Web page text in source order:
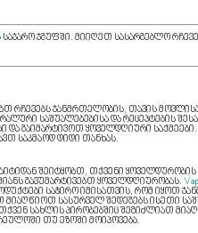
საჯარო ჯგუფში. მიიღეთ სასარგებლო
რჩევებს ჯანმრთელობის, თავის
საშუალებებისა და რეცეპტების
გაიმარტივოთ ყოველდღიური
საკმაოდ დიდი თანხას.
შეიტყობთ, თქვენი
გავუმარტივებთ ყოველდღიურობას.
საჭირო იმისათვის, რომ იყოთ
მიაღწიოთ სასურველ შედეგებს ისეთი
სახლის პირობებშიც შეგიძლიათ
თუ ეზოში მოიპოვება.